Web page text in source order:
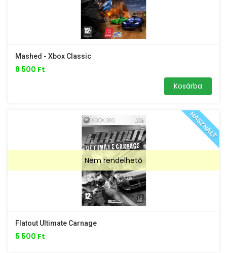
Mashed - Xbox Classic
8 500 Ft
Kosárba
Nem rendelhető
HASZNÁLT
Flatout Ultimate Carnage
5 500 Ft